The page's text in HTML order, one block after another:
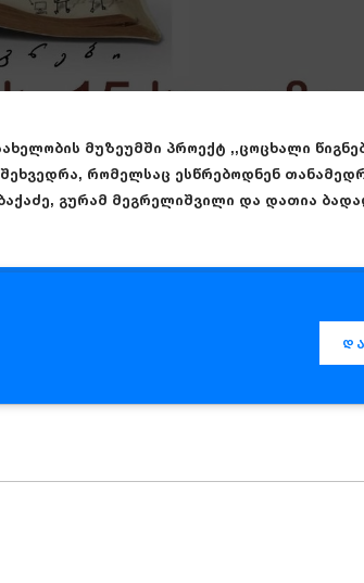
მუზეუმში პროექტ ,,ცოცხალი
რომელსაც ესწრებოდნენ
გურამ მეგრელიშვილი და დათია